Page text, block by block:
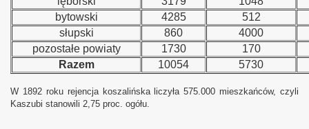
bytowski
4285
512
słupski
860
4000
pozostałe powiaty
1730
170
Razem
10054 5730
W 1892 roku rejencja koszalińska liczyła 575.000 mieszkańców, czyli
Kaszubi stanowili 2,75 proc. ogółu.